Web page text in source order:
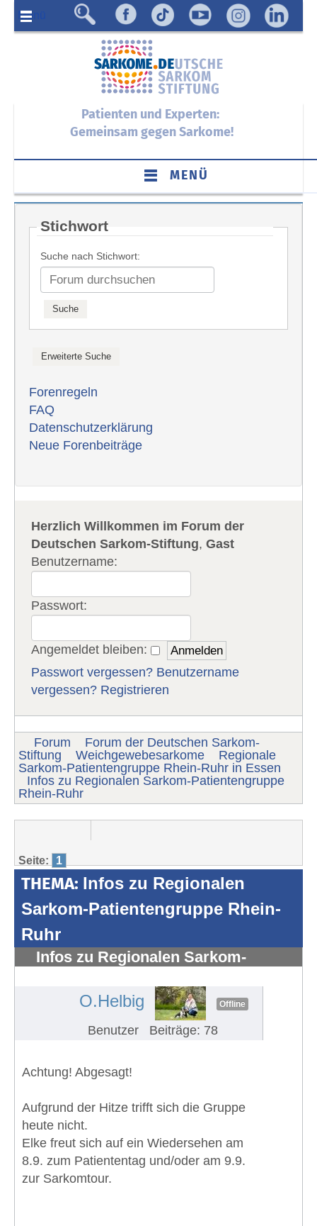
Menü
Patienten und Experten:
Gemeinsam gegen Sarkome!
MENÜ
Stichwort
Suche nach Stichwort:
Forenregeln
FAQ
Datenschutzerklärung
Neue Forenbeiträge
Herzlich Willkommen im Forum der
Deutschen Sarkom-Stiftung,Gast
Benutzername:
Passwort:
Angemeldet bleiben:
Passwort vergessen? Benutzername
vergessen? Registrieren
Forum
Forum der Deutschen Sarkom-
Stiftung
Weichgewebesarkome
Regionale
Sarkom-Patientengruppe Rhein-Ruhr in Essen
Infos zu Regionalen Sarkom-Patientengruppe
Rhein-Ruhr
Seite: 1
THEMA: Infos zu Regionalen
Sarkom-Patientengruppe Rhein-
Ruhr
Infos zu Regionalen Sarkom-
O.Helbig Offline
Benutzer Beiträge: 78
Achtung! Abgesagt!
Aufgrund der Hitze trifft sich die Gruppe
heute nicht.
Elke freut sich auf ein Wiedersehen am
8.9. zum Patiententag und/oder am 9.9.
zur Sarkomtour.